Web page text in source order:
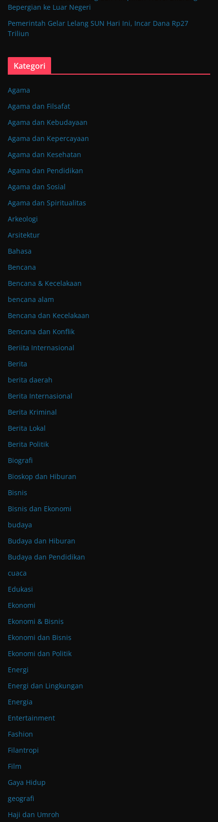
Bepergian ke Luar Negeri
Pemerintah Gelar Lelang SUN Hari Ini, Incar Dana Rp27
Triliun
Kategori
Agama
Agama dan Filsafat
Agama dan Kebudayaan
Agama dan Kepercayaan
Agama dan Kesehatan
Agama dan Pendidikan
Agama dan Sosial
Agama dan Spiritualitas
Arkeologi
Arsitektur
Bahasa
Bencana
Bencana & Kecelakaan
bencana alam
Bencana dan Kecelakaan
Bencana dan Konflik
Beriita Internasional
Berita
berita daerah
Berita Internasional
Berita Kriminal
Berita Lokal
Berita Politik
Biografi
Bioskop dan Hiburan
Bisnis
Bisnis dan Ekonomi
budaya
Budaya dan Hiburan
Budaya dan Pendidikan
cuaca
Edukasi
Ekonomi
Ekonomi & Bisnis
Ekonomi dan Bisnis
Ekonomi dan Politik
Energi
Energi dan Lingkungan
Energia
Entertainment
Fashion
Filantropi
Film
Gaya Hidup
geografi
Haji dan Umroh